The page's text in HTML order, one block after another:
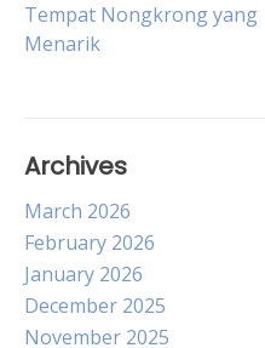
navigation
Tempat Nongkrong yang
Menarik
Archives
March 2026
February 2026
January 2026
December 2025
November 2025